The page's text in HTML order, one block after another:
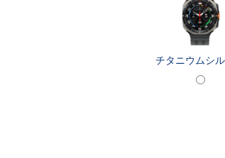
チタニウムシ